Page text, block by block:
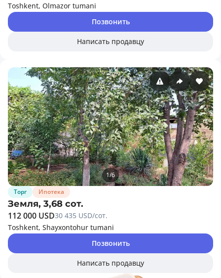
Toshkent, Olmazor tumani
Позвонить
Написать продавцу
1/6
Земля, 3,68 сот.
112 000 USD30 435 USD/сот.
Торг Ипотека
Toshkent, Shayxontohur tumani
Позвонить
Написать продавцу